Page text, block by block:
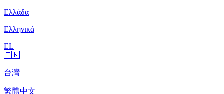
Ελλάδα
Ελληνικά
EL
🇹🇼
台灣
繁體中文